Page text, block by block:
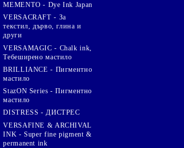
MEMENTO - Dye Ink Japan
VERSACRAFT - За
текстил, дърво, глина и
други
VERSAMAGIC - Chalk ink,
Тебеширено мастило
BRILLIANCE - Пигментно
мастило
StazON Series - Пигментно
мастило
DISTRESS - ДИСТРЕС
VERSAFINE & ARCHIVAL
INK - Super fine pigment &
permanent ink